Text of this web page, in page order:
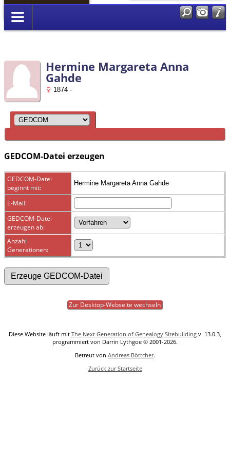
Anmelden
Hermine Margareta Anna
Gahde
1874 -
GEDCOM-Datei erzeugen
GEDCOM-Datei
beginnt mit:
Hermine Margareta Anna Gahde
E-Mail:
GEDCOM-Datei
erzeugen ab:
Anzahl
Generationen:
Zur Desktop-Webseite wechseln
Diese Website läuft mit The Next Generation of Genealogy Sitebuilding v. 13.0.3,
programmiert von Darrin Lythgoe © 2001-2026.
Betreut von Andreas Böttcher.
Zurück zur Startseite